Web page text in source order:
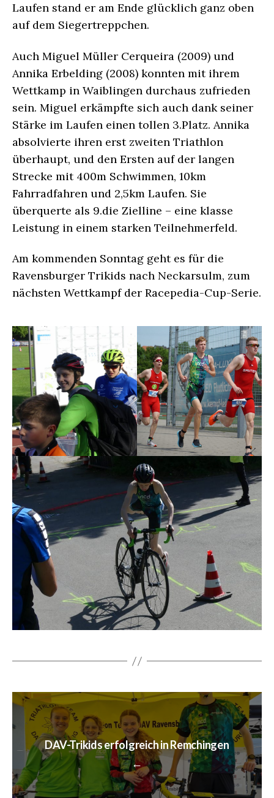
Laufen stand er am Ende glücklich ganz oben
auf dem Siegertreppchen.
Auch Miguel Müller Cerqueira (2009) und
Annika Erbelding (2008) konnten mit ihrem
Wettkamp in Waiblingen durchaus zufrieden
sein. Miguel erkämpfte sich auch dank seiner
Stärke im Laufen einen tollen 3.Platz. Annika
absolvierte ihren erst zweiten Triathlon
überhaupt, und den Ersten auf der langen
Strecke mit 400m Schwimmen, 10km
Fahrradfahren und 2,5km Laufen. Sie
überquerte als 9.die Zielline – eine klasse
Leistung in einem starken Teilnehmerfeld.
Am kommenden Sonntag geht es für die
Ravensburger Trikids nach Neckarsulm, zum
nächsten Wettkampf der Racepedia-Cup-Serie.
←
DAV-Trikids erfolgreich in Remchingen